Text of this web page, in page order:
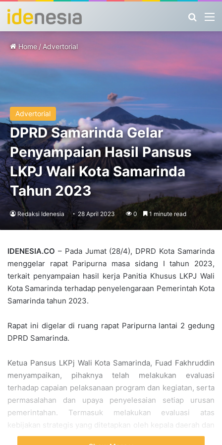
Home / Advertorial
Advertorial
DPRD Samarinda Gelar
Penyampaian Hasil Pansus
LKPJ Wali Kota Samarinda
Tahun 2023
Redaksi Idenesia 28 April 2023 0 1 minute read
IDENESIA.CO – Pada Jumat (28/4), DPRD Kota Samarinda
menggelar rapat Paripurna masa sidang I tahun 2023,
terkait penyampaian hasil kerja Panitia Khusus LKPJ Wali
Kota Samarinda terhadap penyelengaraan Pemerintah Kota
Samarinda tahun 2023.
Rapat ini digelar di ruang rapat Paripurna lantai 2 gedung
DPRD Samarinda.
Ketua Pansus LKPj Wali Kota Samarinda, Fuad Fakhruddin
menyampaikan, pihaknya telah melakukan evaluasi
terhadap capaian pelaksanaan program dan kegiatan, serta
permasalahan dan upaya penyelesaian setiap urusan
pemerintahan. Termasuk melakukan evaluasi atas
kebijakan strategis yang ditetapkan oleh kepala daerah dan
pelaksanaannya.